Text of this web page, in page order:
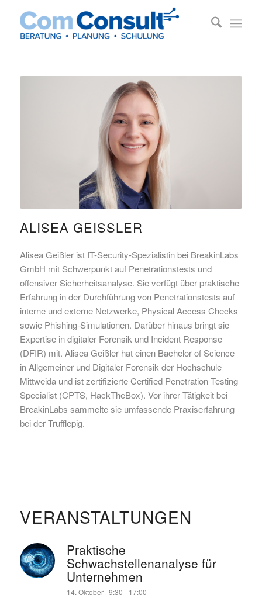
ALISEA GEISSLER
Alisea Geißler ist IT-Security-Spezialistin bei BreakinLabs
GmbH mit Schwerpunkt auf Penetrationstests und
offensiver Sicherheitsanalyse. Sie verfügt über praktische
Erfahrung in der Durchführung von Penetrationstests auf
interne und externe Netzwerke, Physical Access Checks
sowie Phishing-Simulationen. Darüber hinaus bringt sie
Expertise in digitaler Forensik und Incident Response
(DFIR) mit. Alisea Geißler hat einen Bachelor of Science
in Allgemeiner und Digitaler Forensik der Hochschule
Mittweida und ist zertifizierte Certified Penetration Testing
Specialist (CPTS, HackTheBox). Vor ihrer Tätigkeit bei
BreakinLabs sammelte sie umfassende Praxiserfahrung
bei der Trufflepig.
VERANSTALTUNGEN
Praktische
Schwachstellenanalyse für
Unternehmen
14. Oktober | 9:30 - 17:00